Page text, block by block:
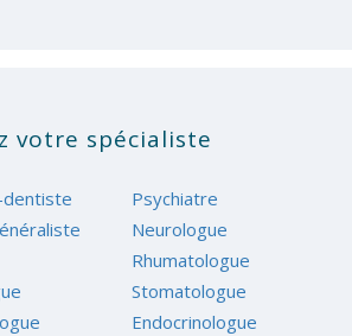
votre spécialiste
dentiste
Psychiatre
Neurologue
Rhumatologue
Stomatologue
Endocrinologue